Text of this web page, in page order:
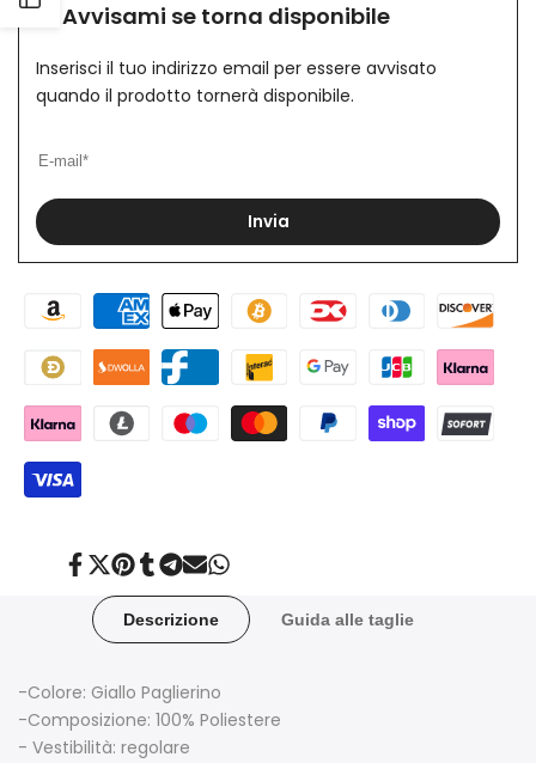
barra
lista
dei
Avvisami se torna disponibile
Inserisci il tuo indirizzo email per essere avvisato
quando il prodotto tornerà disponibile.
Invia
Condividi
Facebook
Twitta
Twitter
Aggiungi
Pinterest
Condividi
Tumblr
Condividi
Telegram
Invia
posta
Condividi
Whatsapp
Descrizione Guida alle taglie
-Colore: Giallo Paglierino
-Composizione: 100% Poliestere
- Vestibilità: regolare